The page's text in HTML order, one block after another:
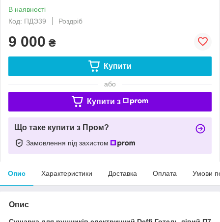
В наявності
Код: ПДЭ39
Роздріб
9 000 ₴
Купити
або
Купити з
Що таке купити з Пром?
Замовлення під захистом
Опис Характеристики Доставка Оплата Умови
Опис